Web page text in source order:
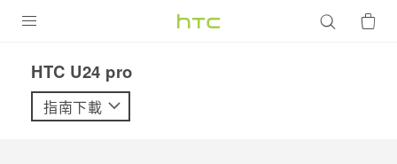
VIVE
HTC U24 pro‎
指南下載